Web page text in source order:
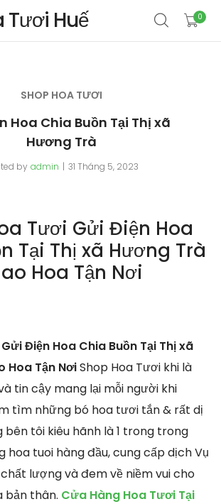
Tươi Huế 0
SHOP HOA TƯƠI
Hoa Chia Buồn Tại Thị xã
Hương Trà
by admin 31 Tháng 5, 2023
Tươi Gửi Điện Hoa
Tại Thị xã Hương Trà
Hoa Tận Nơi
Điện Hoa Chia Buồn Tại Thị xã
Hoa Tận NơiShop Hoa Tươi khi là
tin cậy mang lại mỗi người khi
tìm những bó hoa tươi tắn & rất dị
bên tôi kiêu hãnh là 1 trong trong
hoa tuoi hàng đầu, cung cấp dịch Vụ
lượng và đem về niềm vui cho
bản thân. Cửa Hàng Hoa Tươi Tại